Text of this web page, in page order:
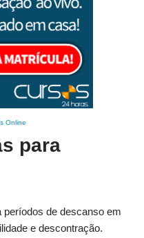
Online
para
períodos de descanso em
e descontração.